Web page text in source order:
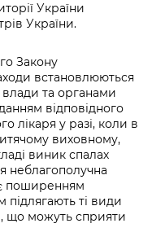
на
for mass
України
України.
Закону
встановлюються
та органами
відповідного
лікаря у разі, коли в
виховному,
виник спалах
неблагополучна
поширенням
ті види
що можуть сприяти